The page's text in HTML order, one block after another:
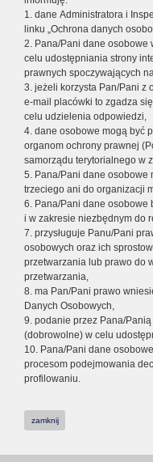
1. dane Administratora i
linku „Ochrona danych
2. Pana/Pani dane osobowe
celu udostępniania strony
prawnych spoczywających
3. jeżeli korzysta Pan/Pani z
e-mail placówki to zgadza
celu udzielenia odpowiedzi,
4. dane osobowe mogą być
organom ochrony prawnej
samorządu terytorialnego w
5. Pana/Pani dane osobowe
trzeciego ani do organizacji
6. Pana/Pani dane osobowe
i w zakresie niezbędnym do
7. przysługuje Panu/Pani
osobowych oraz ich
przetwarzania lub prawo do
przetwarzania,
8. ma Pan/Pani prawo
Danych Osobowych,
9. podanie przez Pana/
(dobrowolne) w celu
10. Pana/Pani dane
procesom podejmowania
profilowaniu.
zamknij